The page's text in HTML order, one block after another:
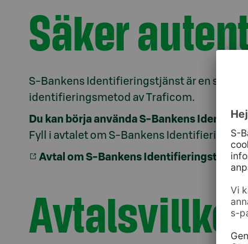
Säker
S-Bankens Identifieringstjänst är en säker
identifieringsmetod av Traficom.
Du kan börja använda S-Bankens
Fyll i avtalet om S-Bankens
Avtal om S-Bankens Identifieringstjänst